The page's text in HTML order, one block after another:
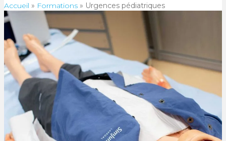
Accueil » Formations » Urgences pédiatriques